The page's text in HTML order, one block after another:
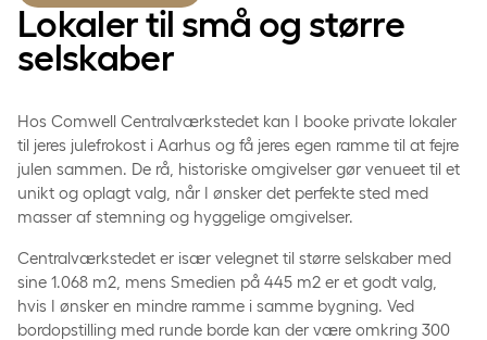
Barbara Moleko
Gælder kun ved køb af min. 10 kuverter.
Bestilles færre end 10 kuverter tillægges 100 kr. per
person.
Alle priser er ekskl. moms.
Hønsesalat med syltede trompethatte og purløg
Det varme
Confiteret andelår med æbler og svesker
Julemedister med surt og sennep
Lun rødkål med varme krydderier
Lokaler til små og større
selskaber
Hos Comwell Centralværkstedet kan I booke private lokaler
til jeres julefrokost i Aarhus og få jeres egen ramme til at fejre
julen sammen. De rå, historiske omgivelser gør venueet til et
unikt og oplagt valg, når I ønsker det perfekte sted med
masser af stemning og hyggelige omgivelser.
Centralværkstedet er især velegnet til større selskaber med
sine 1.068 m2, mens Smedien på 445 m2 er et godt valg,
hvis I ønsker en mindre ramme i samme bygning. Ved
bordopstilling med runde borde kan der være omkring 300